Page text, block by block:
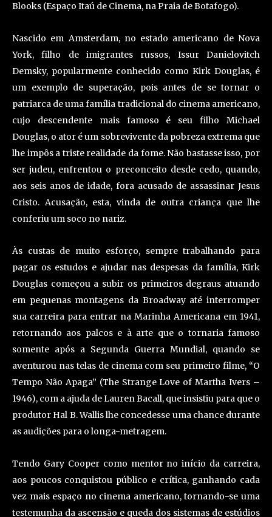
Blooks (Espaço Itaú de Cinema, na Praia de Botafogo).
Nascido em Amsterdam, no estado americano de Nova
York, filho de imigrantes russos, Issur Danielovitch
Demsky, popularmente conhecido como Kirk Douglas, é
um exemplo de superação, pois antes de se tornar o
patriarca de uma família tradicional do cinema americano,
cujo descendente mais famoso é seu filho Michael
Douglas, o ator é um sobrevivente da pobreza extrema que
lhe impôs a triste realidade da fome. Não bastasse isso, por
ser judeu, enfrentou o preconceito desde cedo, quando,
aos seis anos de idade, fora acusado de assassinar Jesus
Cristo. Acusação, esta, vinda de outra criança que lhe
conferiu um soco no nariz.
Às custas de muito esforço, sempre trabalhando para
pagar os estudos e ajudar nas despesas da família, Kirk
Douglas começou a subir os primeiros degraus atuando
em pequenas montagens da Broadway até interromper
sua carreira para entrar na Marinha Americana em 1941,
retornando aos palcos e à arte que o tornaria famoso
somente após a Segunda Guerra Mundial, quando se
aventurou nas telas de cinema com seu primeiro filme, “O
Tempo Não Apaga” (The Strange Love of Martha Ivers –
1946), com a ajuda de Lauren Bacall, que insistiu para que o
produtor Hal B. Wallis lhe concedesse uma chance durante
as audições para o longa-metragem.
Tendo Gary Cooper como mentor no início da carreira,
aos poucos conquistou público e crítica, ganhando cada
vez mais espaço no cinema americano, tornando-se uma
testemunha da ascensão e queda dos sistemas de estúdios